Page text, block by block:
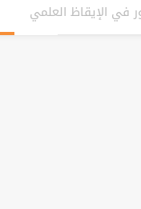
في الإيقاظ العلمي